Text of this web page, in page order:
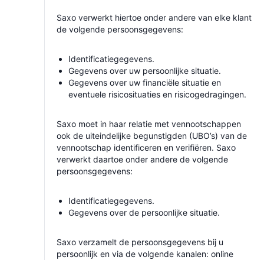
Saxo verwerkt hiertoe onder andere van elke klant
de volgende persoonsgegevens:
Identificatiegegevens.
Gegevens over uw persoonlijke situatie.
Gegevens over uw financiële situatie en
eventuele risicosituaties en risicogedragingen.
Saxo moet in haar relatie met vennootschappen
ook de uiteindelijke begunstigden (UBO’s) van de
vennootschap identificeren en verifiëren. Saxo
verwerkt daartoe onder andere de volgende
persoonsgegevens:
Identificatiegegevens.
Gegevens over de persoonlijke situatie.
Saxo verzamelt de persoonsgegevens bij u
persoonlijk en via de volgende kanalen: online